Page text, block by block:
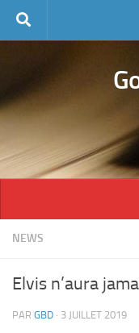
Skip to content
NEWS
Elvis n’aura
PAR GBD · 3 JUILLET 2019